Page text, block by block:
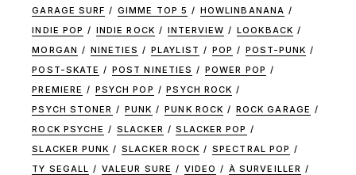
GARAGE SURF
GIMME TOP 5
HOWLINBANANA
INDIE POP
INDIE ROCK INTERVIEW
LOOKBACK
MORGAN
NINETIES PLAYLIST POP
POST-PUNK
POST-SKATE
POST NINETIES
POWER POP
PREMIERE
PSYCH POP
PSYCH ROCK
PSYCH STONER
PUNK PUNK ROCK
ROCK GARAGE
ROCK PSYCHE
SLACKER
SLACKER POP
SLACKER PUNK
SLACKER ROCK
SPECTRAL POP
TY SEGALL
VALEUR SURE VIDEO À SURVEILLER